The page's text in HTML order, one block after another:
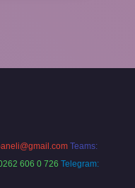
Teams:
606 0 726 Telegram: